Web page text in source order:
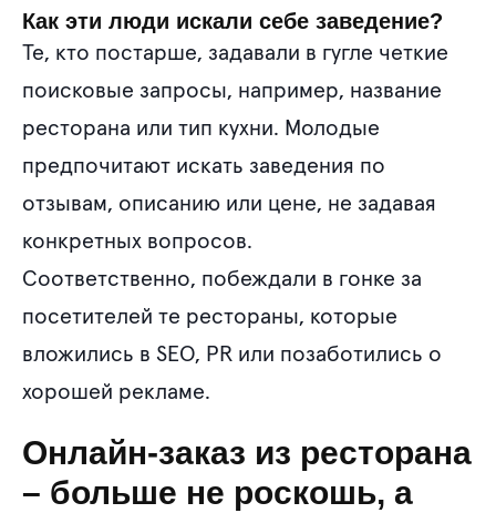
Как эти люди искали себе заведение?
Те, кто постарше, задавали в гугле четкие
поисковые запросы, например, название
ресторана или тип кухни. Молодые
предпочитают искать заведения по
отзывам, описанию или цене, не задавая
конкретных вопросов.
Соответственно, побеждали в гонке за
посетителей те рестораны, которые
вложились в SEO, PR или позаботились о
хорошей рекламе.
Онлайн-заказ из ресторана
– больше не роскошь, а